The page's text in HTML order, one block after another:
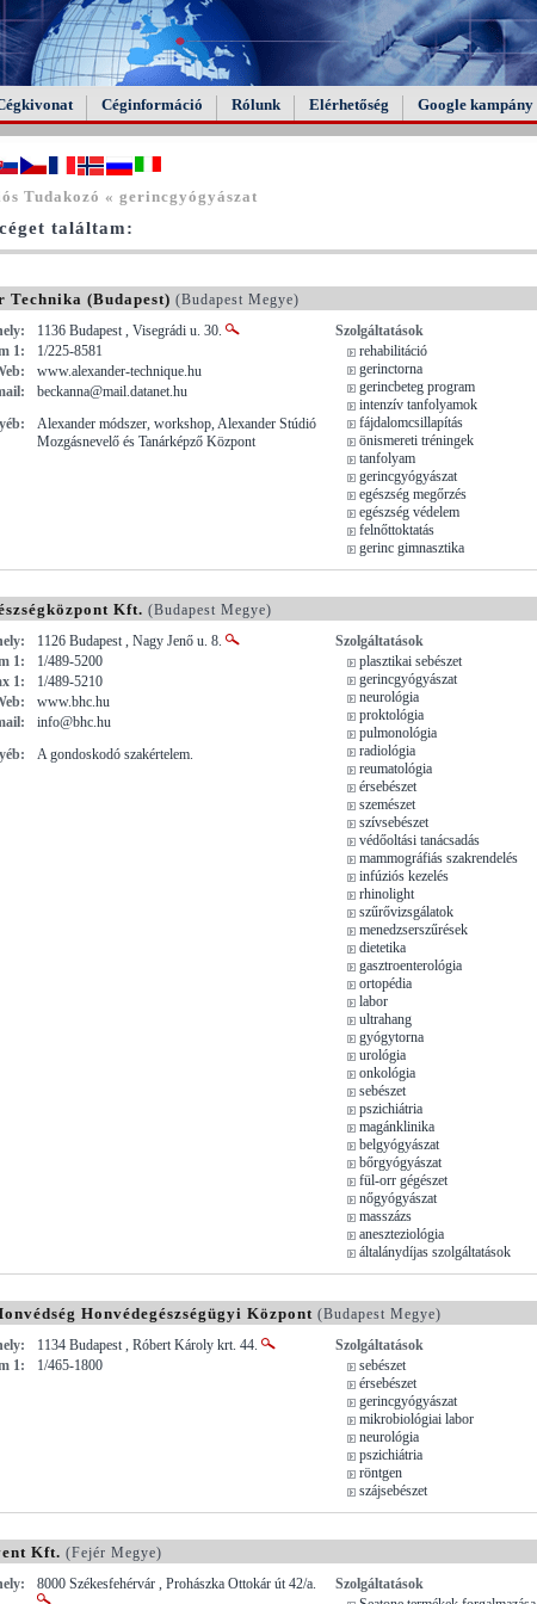
Céginformáció Rólunk Elérhetőség Google kampány
Tudakozó « gerincgyógyászat
találtam:
Technika (Budapest) (Budapest Megye)
1136 Budapest , Visegrádi u. 30.
1:
1/225-8581
www.alexander-technique.hu
beckanna@mail.datanet.hu
Alexander módszer, workshop, Alexander Stúdió
Mozgásnevelő és Tanárképző Központ
Szolgáltatások
rehabilitáció
gerinctorna
gerincbeteg program
intenzív tanfolyamok
fájdalomcsillapítás
önismereti tréningek
tanfolyam
gerincgyógyászat
egészség megőrzés
egészség védelem
felnőttoktatás
gerinc gimnasztika
Kft. (Budapest Megye)
1126 Budapest , Nagy Jenő u. 8.
1:
1/489-5200
1:
1/489-5210
www.bhc.hu
info@bhc.hu
A gondoskodó szakértelem.
Szolgáltatások
plasztikai sebészet
gerincgyógyászat
neurológia
proktológia
pulmonológia
radiológia
reumatológia
érsebészet
szemészet
szívsebészet
védőoltási tanácsadás
mammográfiás szakrendelés
infúziós kezelés
rhinolight
szűrővizsgálatok
menedzserszűrések
dietetika
gasztroenterológia
ortopédia
labor
ultrahang
gyógytorna
urológia
onkológia
sebészet
pszichiátria
magánklinika
belgyógyászat
bőrgyógyászat
fül-orr gégészet
nőgyógyászat
masszázs
aneszteziológia
általánydíjas szolgáltatások
Honvédegészségügyi Központ (Budapest Megye)
1134 Budapest , Róbert Károly krt. 44.
1:
1/465-1800
Szolgáltatások
sebészet
érsebészet
gerincgyógyászat
mikrobiológiai labor
neurológia
pszichiátria
röntgen
szájsebészet
Kft. (Fejér Megye)
8000 Székesfehérvár , Prohászka Ottokár út 42/a.
Szolgáltatások